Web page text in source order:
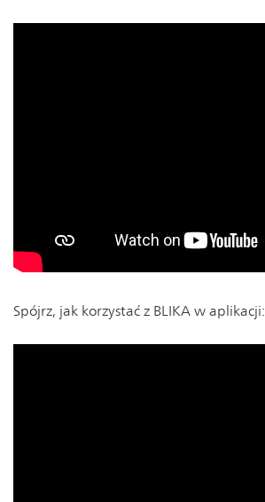
Spójrz, jak korzystać z BLIKA w aplikacji: